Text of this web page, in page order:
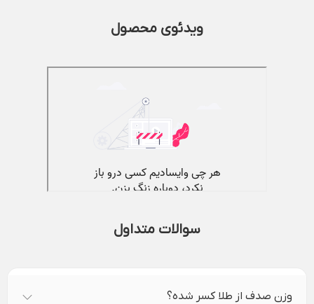
ویدئوی محصول
سوالات متداول
وزن صدف از طلا کسر شده؟